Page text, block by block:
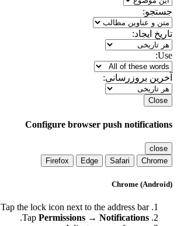
جستجو:
تاریخ ایجاد:
Use:
آخرین بروزرسانی:
Close
Configure browser push notifications
close
Chrome
Safari
Edge
Firefox
Chrome (Android)
Tap the lock icon next to the address bar.
Tap Permissions → Notifications
.